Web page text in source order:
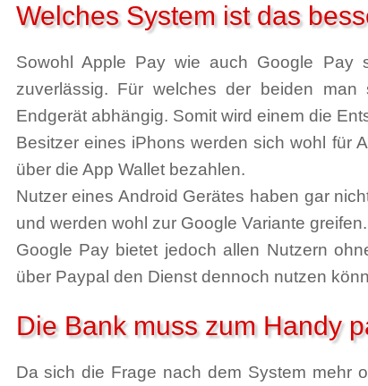
Welches System ist das
Sowohl Apple Pay wie auch Google Pay
zuverlässig. Für welches der beiden
Endgerät abhängig. Somit wird einem die
Besitzer eines iPhons werden sich wohl für
über die App Wallet bezahlen.
Nutzer eines Android Gerätes haben gar
und werden wohl zur Google Variante greifen.
Google Pay bietet jedoch allen Nutzern
über Paypal den Dienst dennoch nutzen
Die Bank muss zum Handy
Da sich die Frage nach dem System mehr